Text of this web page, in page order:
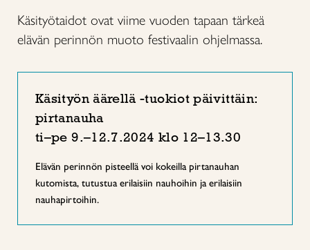
Käsityötaidot ovat viime vuoden tapaan tärkeä
elävän perinnön muoto festivaalin ohjelmassa.
Käsityön äärellä -tuokiot päivittäin:
pirtanauha
ti–pe 9.–12.7.2024 klo 12–13.30
Elävän perinnön pisteellä voi kokeilla pirtanauhan
kutomista, tutustua erilaisiin nauhoihin ja erilaisiin
nauhapirtoihin.